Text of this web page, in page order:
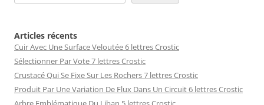
Articles récents
Cuir Avec Une Surface Veloutée 6 lettres Crostic
Sélectionner Par Vote 7 lettres Crostic
Crustacé Qui Se Fixe Sur Les Rochers 7 lettres Crostic
Produit Par Une Variation De Flux Dans Un Circuit 6 lettres Crostic